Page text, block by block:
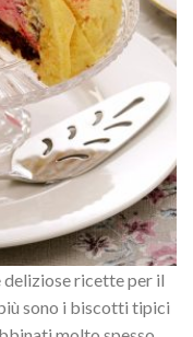
ricette per il
sono i biscotti tipici